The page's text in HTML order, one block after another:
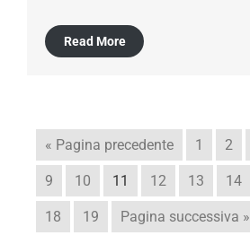
Read More
« Pagina precedente 1 2
9 10 11 12 13 14
18 19 Pagina successiva »